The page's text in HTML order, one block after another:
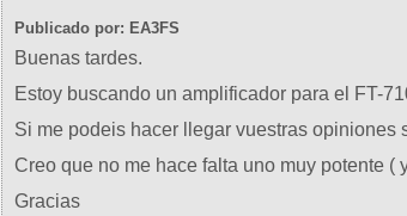
Publicado por: EA3FS
Buenas tardes.
Estoy buscando un amplificador para el FT-
Si me podeis hacer llegar vuestras
Creo que no me hace falta uno muy potente
Gracias